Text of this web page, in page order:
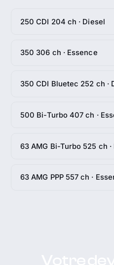
250 CDI 204 ch · Diesel
350 306 ch · Essence
350 CDI Bluetec 252 ch ·
500 Bi-Turbo 407 ch ·
63 AMG Bi-Turbo 525 ch ·
63 AMG PPP 557 ch ·